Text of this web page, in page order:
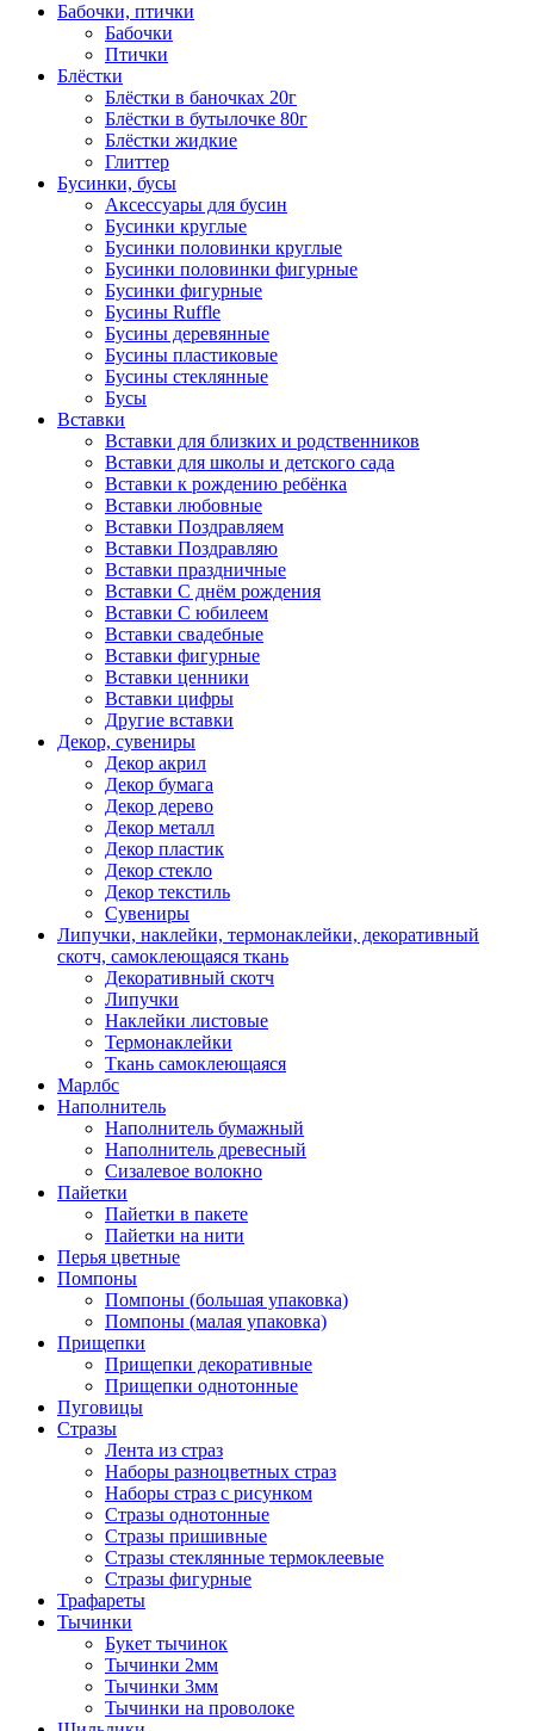
Бабочки, птички
Бабочки
Птички
Блёстки
Блёстки в баночках 20г
Блёстки в бутылочке 80г
Блёстки жидкие
Глиттер
Бусинки, бусы
Аксессуары для бусин
Бусинки круглые
Бусинки половинки круглые
Бусинки половинки фигурные
Бусинки фигурные
Бусины Ruffle
Бусины деревянные
Бусины пластиковые
Бусины стеклянные
Бусы
Вставки
Вставки для близких и родственников
Вставки для школы и детского сада
Вставки к рождению ребёнка
Вставки любовные
Вставки Поздравляем
Вставки Поздравляю
Вставки праздничные
Вставки С днём рождения
Вставки С юбилеем
Вставки свадебные
Вставки фигурные
Вставки ценники
Вставки цифры
Другие вставки
Декор, сувениры
Декор акрил
Декор бумага
Декор дерево
Декор металл
Декор пластик
Декор стекло
Декор текстиль
Сувениры
Липучки, наклейки, термонаклейки, декоративный
скотч, самоклеющаяся ткань
Декоративный скотч
Липучки
Наклейки листовые
Термонаклейки
Ткань самоклеющаяся
Марлбс
Наполнитель
Наполнитель бумажный
Наполнитель древесный
Сизалевое волокно
Пайетки
Пайетки в пакете
Пайетки на нити
Перья цветные
Помпоны
Помпоны (большая упаковка)
Помпоны (малая упаковка)
Прищепки
Прищепки декоративные
Прищепки однотонные
Пуговицы
Стразы
Лента из страз
Наборы разноцветных страз
Наборы страз с рисунком
Стразы однотонные
Стразы пришивные
Стразы стеклянные термоклеевые
Стразы фигурные
Трафареты
Тычинки
Букет тычинок
Тычинки 2мм
Тычинки 3мм
Тычинки на проволоке